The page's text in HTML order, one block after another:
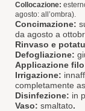
Collocazione:
agosto: all’ombra).
Concimazione:
da agosto a
Rinvaso e
Defogliazione:
Applicazione
Irrigazione:
completamente
Disinfezione: in
Vaso: smaltato.